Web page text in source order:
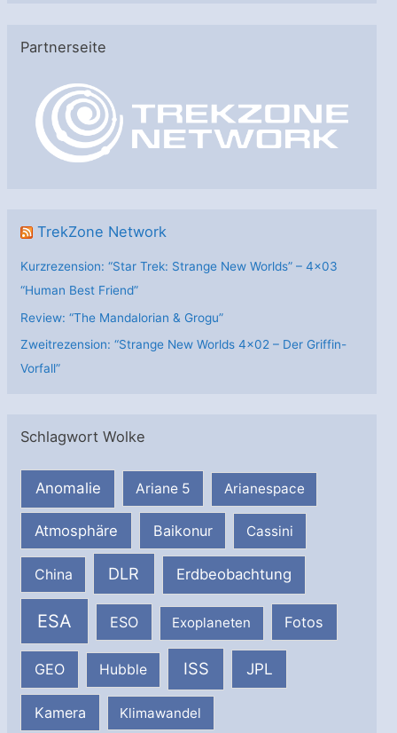
g
Partnerseite
TrekZone Network
Kurzrezension: “Star Trek: Strange New Worlds” – 4×03
“Human Best Friend”
Review: “The Mandalorian & Grogu”
Zweitrezension: “Strange New Worlds 4×02 – Der Griffin-
Vorfall”
Schlagwort Wolke
Anomalie Ariane 5 Arianespace
Atmosphäre Baikonur Cassini
China DLR Erdbeobachtung
ESA ESO Exoplaneten Fotos
GEO Hubble ISS JPL
Kamera Klimawandel